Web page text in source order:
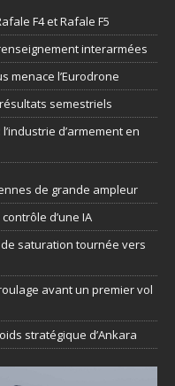
F4 et Rafale F5
interarmées
menace l’Eurodrone
semestriels
d’armement en
de grande ampleur
d’une IA
saturation tournée vers
avant un premier vol
stratégique d’Ankara